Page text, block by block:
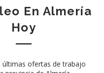
En Almería
Hoy
últimas ofertas de trabajo